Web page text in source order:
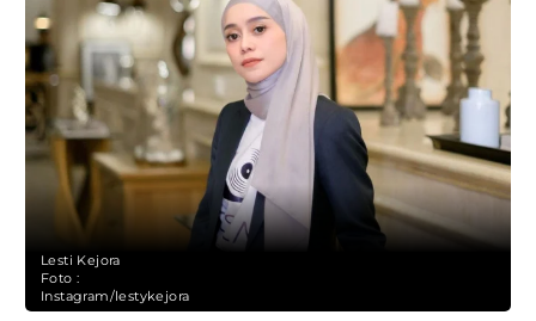
Lesti Kejora
Foto :
Instagram/lestykejora